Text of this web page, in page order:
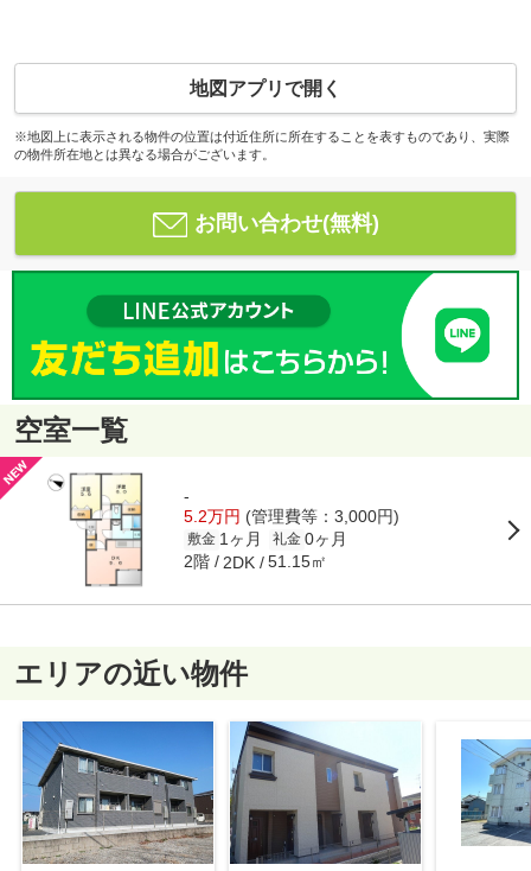
地図アプリで開く
※地図上に表示される物件の位置は付近住所に所在することを表すものであり、実際
の物件所在地とは異なる場合がございます。
お問い合わせ(無料)
空室一覧
-
5.2万円 (管理費等：3,000円)
敷金 1ヶ月 礼金 0ヶ月
2階 2DK 51.15㎡
エリアの近い物件